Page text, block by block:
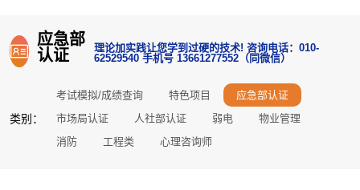
应急部
认证
理论加实践让您学到过硬的技术! 咨询电话：010-
62529540 手机号 13661277552（同微信）
类别：
考试模拟/成绩查询 特色项目
应急部认证
市场局认证
人社部认证 弱电
物业管理
消防
工程类 心理咨询师